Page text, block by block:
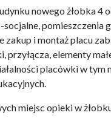
nowego żłobka
zakup i montaż placu
przyłącza, elementy
placówki w
miejsc opieki w